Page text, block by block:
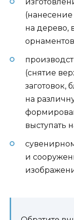
(нанесение
на дерево,
(снятие
заготовок,
на
выступать
и